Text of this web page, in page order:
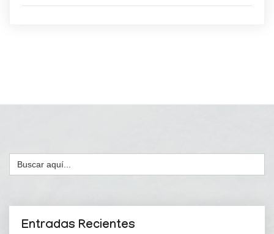
Buscar:
Entradas Recientes